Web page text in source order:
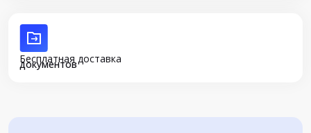
Бесплатная доставка
документов